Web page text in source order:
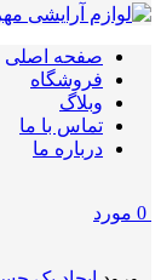
صفحه اصلی
فروشگاه
وبلاگ
تماس با ما
درباره ما
0 مورد